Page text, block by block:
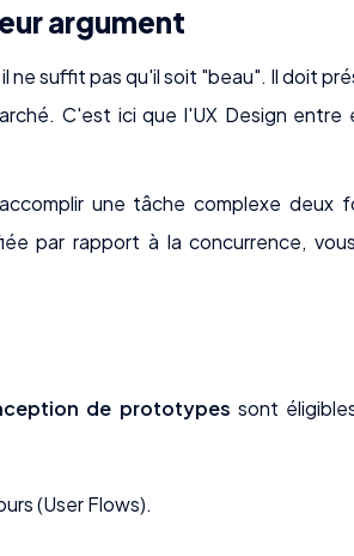
argument
ne suffit pas qu'il soit "beau". Il doit
C'est ici que l'UX Design entre
une tâche complexe deux
par rapport à la concurrence,
de prototypes sont
(User Flows).